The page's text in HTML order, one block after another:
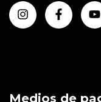
Medios de